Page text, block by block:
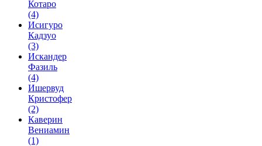
Котаро
(4)
Исигуро
Кадзуо
(3)
Искандер
Фазиль
(4)
Ишервуд
Кристофер
(2)
Каверин
Вениамин
(1)